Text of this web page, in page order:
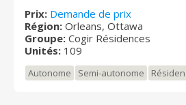
avec des services personnalisables.
Prix: Demande de prix
Région: Orleans, Ottawa
Groupe: Cogir Résidences
Unités: 109
Autonome Semi-autonome